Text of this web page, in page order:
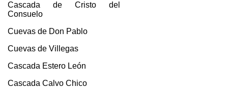
Cascada de Cristo del
Consuelo
Cuevas de Don Pablo
Cuevas de Villegas
Cascada Estero León
Cascada Calvo Chico